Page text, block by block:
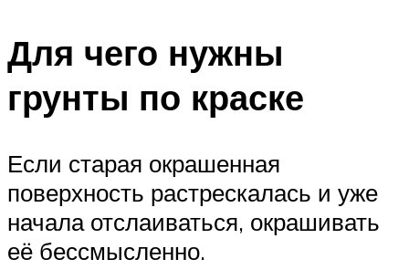
Для чего нужны
грунты по краске
Если старая окрашенная
поверхность растрескалась и уже
начала отслаиваться, окрашивать
её бессмысленно.